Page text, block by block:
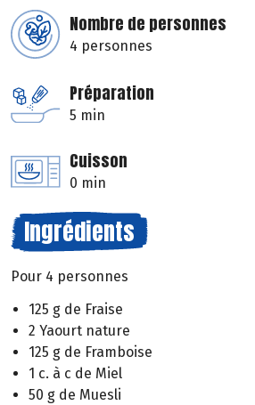
Nombre de personnes
4 personnes
Préparation
5 min
Cuisson
0 min
Ingrédients
Pour 4 personnes
125 g de Fraise
2 Yaourt nature
125 g de Framboise
1 c. à c de Miel
50 g de Muesli